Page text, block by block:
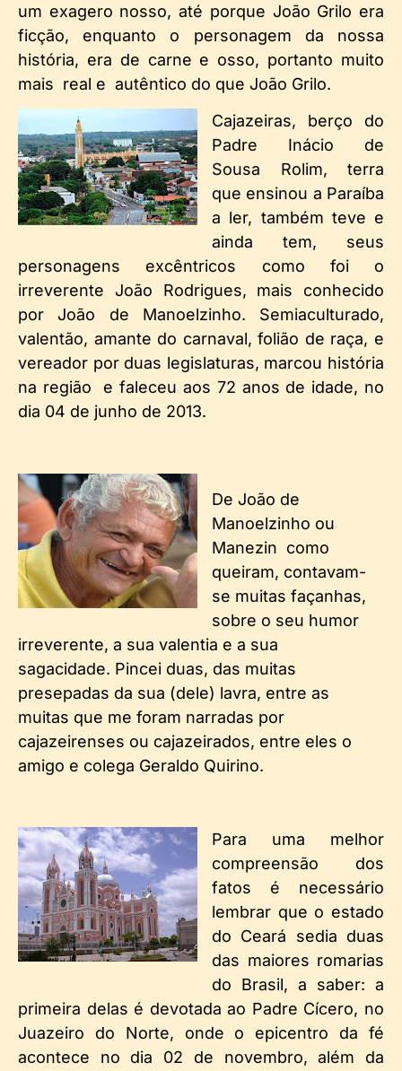
um exagero nosso, até porque João Grilo era
ficção, enquanto o personagem da nossa
história, era de carne e osso, portanto muito
mais real e autêntico do que João Grilo.
Cajazeiras, berço do
Padre Inácio de
Sousa Rolim, terra
que ensinou a Paraíba
a ler, também teve e
ainda tem, seus
personagens excêntricos como foi o
irreverente João Rodrigues, mais conhecido
por João de Manoelzinho. Semiaculturado,
valentão, amante do carnaval, folião de raça, e
vereador por duas legislaturas, marcou história
na região e faleceu aos 72 anos de idade, no
dia 04 de junho de 2013.
De João de
Manoelzinho ou
Manezin como
queiram, contavam-
se muitas façanhas,
sobre o seu humor
irreverente, a sua valentia e a sua
sagacidade. Pincei duas, das muitas
presepadas da sua (dele) lavra, entre as
muitas que me foram narradas por
cajazeirenses ou cajazeirados, entre eles o
amigo e colega Geraldo Quirino.
Para uma melhor
compreensão dos
fatos é necessário
lembrar que o estado
do Ceará sedia duas
das maiores romarias
do Brasil, a saber: a
primeira delas é devotada ao Padre Cícero, no
Juazeiro do Norte, onde o epicentro da fé
acontece no dia 02 de novembro, além da